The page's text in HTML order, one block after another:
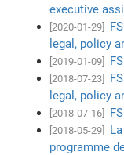
executive
[2020-01-29]
legal, policy
[2019-01-09]
[2018-07-23]
legal, policy
[2018-07-16]
[2018-05-29]
programme